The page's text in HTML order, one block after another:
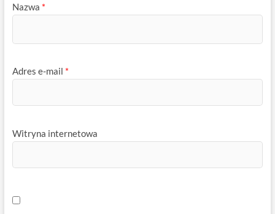
Nazwa *
Adres e-mail *
Witryna internetowa